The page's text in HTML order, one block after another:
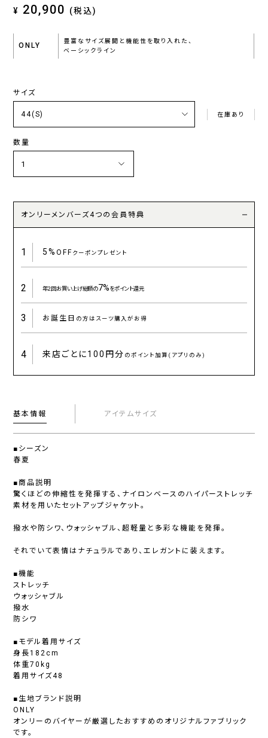
¥ 20,900 (税込)
ONLY
豊富なサイズ展開と機能性を取り入れた、
ベーシックライン
サイズ
在庫あり
数量
オンリーメンバーズ4つの会員特典
1 5%OFFクーポンプレゼント
2 年2回お買い上げ総額の7%をポイント還元
3 お誕生日 の方はスーツ購入がお得
4 来店ごとに100円分 のポイント加算(アプリのみ)
基本情報 アイテムサイズ
■シーズン
春夏
■商品説明
驚くほどの伸縮性を発揮する、ナイロンベースのハイパーストレッチ
素材を用いたセットアップジャケット。
撥水や防シワ、ウォッシャブル、超軽量と多彩な機能を発揮。
それでいて表情はナチュラルであり、エレガントに装えます。
■機能
ストレッチ
ウォッシャブル
撥水
防シワ
■モデル着用サイズ
身長182cm
体重70kg
着用サイズ48
■生地ブランド説明
ONLY
オンリーのバイヤーが厳選したおすすめのオリジナルファブリック
です。